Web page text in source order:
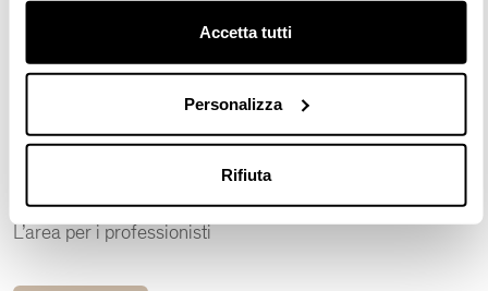
Accetta tutti
Personalizza
Rifiuta
VALCUCINE PER L'ARCHITETTURA
L’area per i professionisti